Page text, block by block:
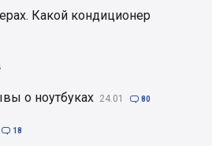
Какой кондиционер
о ноутбуках 24.01  80
 18